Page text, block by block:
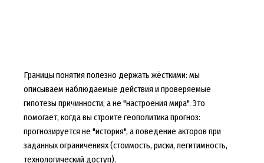
Границы понятия полезно держать жёсткими: мы
описываем наблюдаемые действия и проверяемые
гипотезы причинности, а не "настроения мира". Это
помогает, когда вы строите геополитика прогноз:
прогнозируется не "история", а поведение акторов при
заданных ограничениях (стоимость, риски, легитимность,
технологический доступ).